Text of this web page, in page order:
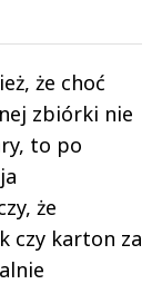
że choć
zbiórki nie
to po
że
czy karton za